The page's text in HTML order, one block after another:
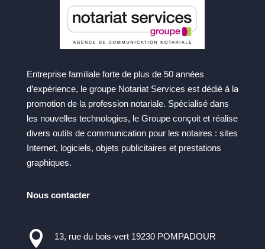
Entreprise familiale forte de plus de 50 années
d’expérience, le groupe Notariat Services est dédié à la
promotion de la profession notariale. Spécialisé dans
les nouvelles technologies, le Groupe conçoit et réalise
divers outils de communication pour les notaires : sites
Internet, logiciels, objets publicitaires et prestations
graphiques.
Nous contacter
 13, rue du bois-vert 19230 POMPADOUR